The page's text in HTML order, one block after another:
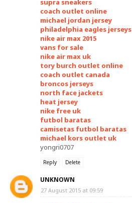
supra sneakers
coach outlet online
michael jordan jersey
philadelphia eagles jerseys
nike air max 2015
vans for sale
nike air max uk
tory burch outlet online
coach outlet canada
broncos jerseys
north face jackets
heat jersey
nike free uk
futbol baratas
camisetas futbol baratas
michael kors outlet uk
yongri0707
Reply Delete
UNKNOWN
27 August 2015 at 09:59